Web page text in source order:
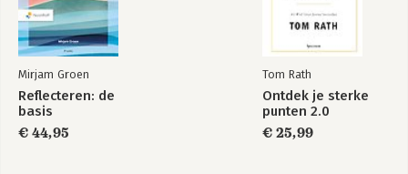
Mirjam Groen
Reflecteren: de
basis
€ 44,95
Tom Rath
Ontdek je sterke
punten 2.0
€ 25,99